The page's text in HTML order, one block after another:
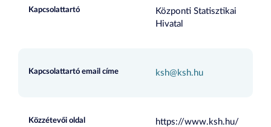
Kapcsolattartó
Központi Statisztikai
Hivatal
Kapcsolattartó email címe ksh@ksh.hu
Közzétevői oldal
https://www.ksh.hu/